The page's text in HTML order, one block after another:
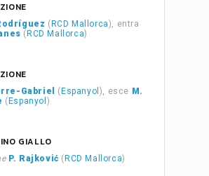
( RCD Mallorca), entra
( RCD Mallorca)
Gabriel ( Espanyol ), esce M.
( Espanyol )
GIALLO
P. Rajković ( RCD Mallorca)